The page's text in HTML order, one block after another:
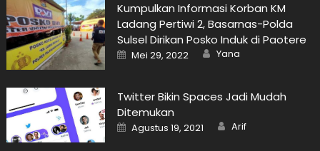
Kumpulkan Informasi Korban KM
Ladang Pertiwi 2, Basarnas-Polda
Sulsel Dirikan Posko Induk di Paotere
Posted
on
Mei 29, 2022 Author
Yana
Twitter Bikin Spaces Jadi Mudah
Ditemukan
Posted
on
Agustus 19, 2021 Author
Arif